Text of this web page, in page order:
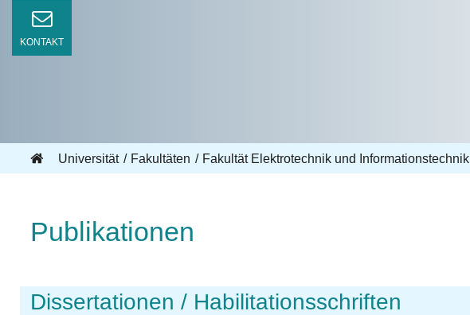
KONTAKT
Universität Fakultäten Fakultät Elektrotechnik und Informationstechnik
Publikationen
Dissertationen / Habilitationsschriften